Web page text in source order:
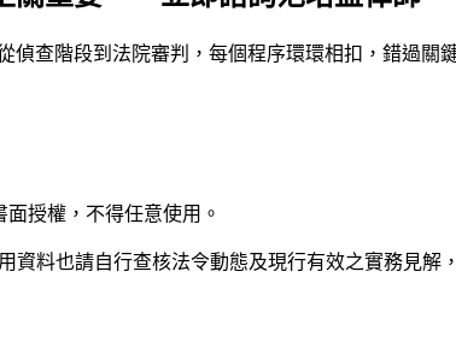
偵查階段到法院審判，每個程序環環相扣，錯過關
授權，不得任意使用。
資料也請自行查核法令動態及現行有效之實務見解